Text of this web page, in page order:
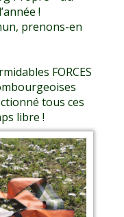
!
prenons-en
FORCES
tous ces
libre !